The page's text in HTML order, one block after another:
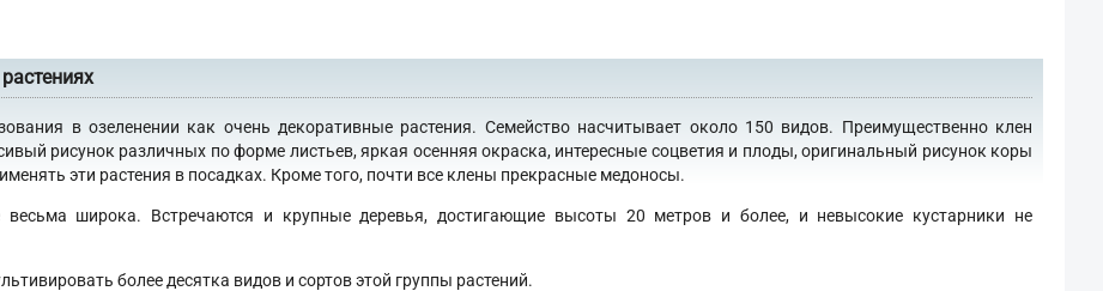
в озеленении как очень декоративные растения. Семейство насчитывает около 150 видов. Преимущественно клен
рисунок различных по форме листьев, яркая осенняя окраска, интересные соцветия и плоды, оригинальный рисунок коры
эти растения в посадках. Кроме того, почти все клены прекрасные медоносы.
широка. Встречаются и крупные деревья, достигающие высоты 20 метров и более, и невысокие кустарники не
более десятка видов и сортов этой группы растений.